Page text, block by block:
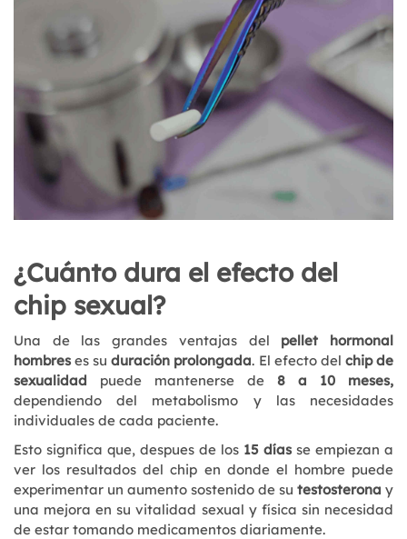
¿Cuánto dura el efecto del
chip sexual?
Una de las grandes ventajas del pellet hormonal
hombreses suduración prolongada. El efecto del chip de
sexualidad puede mantenerse de 8 a 10 meses,
dependiendo del metabolismo y las necesidades
individuales de cada paciente.
Esto significa que, despues de los 15 díasse empiezan a
ver los resultados del chip en donde el hombre puede
experimentar un aumento sostenido de su testosterona y
una mejora en su vitalidad sexual y física sin necesidad
de estar tomando medicamentos diariamente.